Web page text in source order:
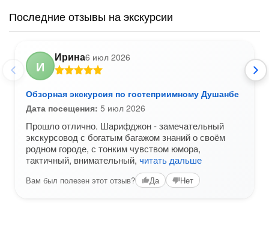
Последние отзывы на экскурсии
И
Ирина6 июл 2026
Обзорная экскурсия по гостеприимному Душанбе
Дата посещения: 5 июл 2026
Прошло отлично. Шарифджон - замечательный
экскурсовод с богатым багажом знаний о своём
родном городе, с тонким чувством юмора,
тактичный, внимательный, читать дальше
Вам был полезен этот отзыв? Да Нет